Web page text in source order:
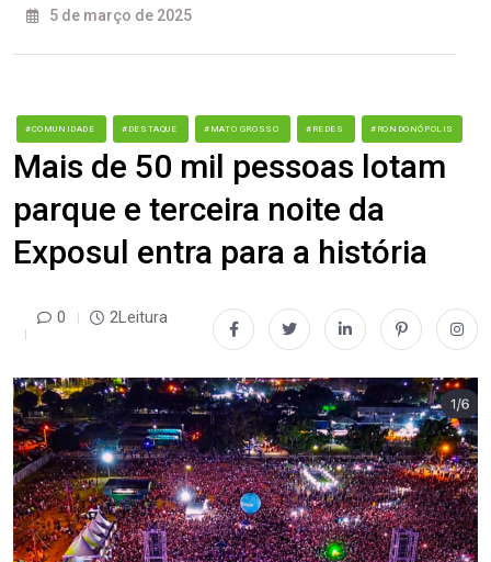
5 de março de 2025
#COMUNIDADE #DESTAQUE #MATO GROSSO #REDES #RONDONÓPOLIS
Mais de 50 mil pessoas lotam
parque e terceira noite da
Exposul entra para a história
0 2Leitura